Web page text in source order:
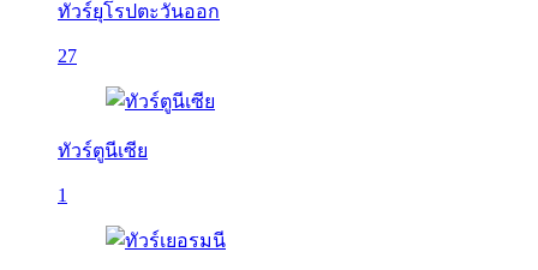
ทัวร์ยุโรปตะวันออก
27
ทัวร์ตูนีเซีย
1